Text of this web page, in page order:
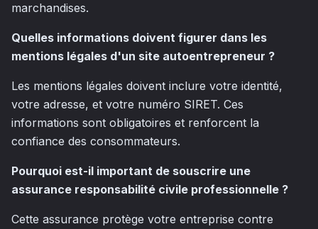
marchandises.
Quelles informations doivent figurer dans les
mentions légales d'un site autoentrepreneur ?
Les mentions légales doivent inclure votre identité,
votre adresse, et votre numéro SIRET. Ces
informations sont obligatoires et renforcent la
confiance des consommateurs.
Pourquoi est-il important de souscrire une
assurance responsabilité civile professionnelle ?
Cette assurance protège votre entreprise contre